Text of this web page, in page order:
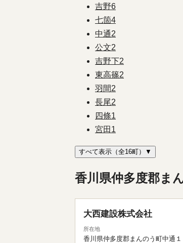
吉野6
七箇4
中通2
公文2
吉野下2
東高篠2
羽間2
長尾2
四條1
宮田 1
すべて表示（全16町）▼
香川県仲多度郡ま
大西建設株式会社
所在地
香川県仲多度郡まんのう町中通１